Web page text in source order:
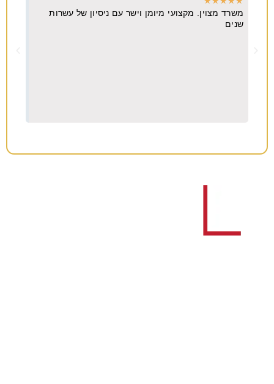
משרד מצוין. מקצועי מיומן וישר עם ניסיון של עשרות
שנים